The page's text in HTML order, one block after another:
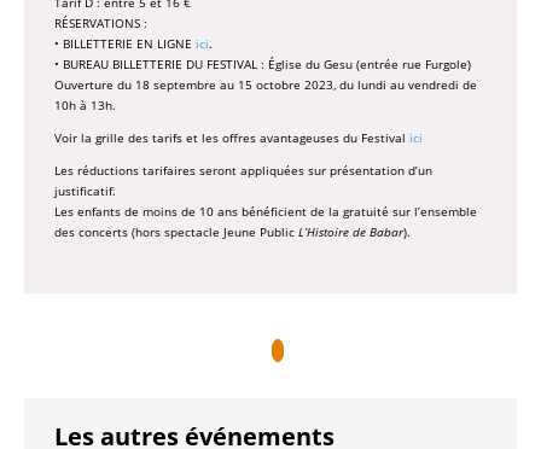
RÉSERVATIONS :
• BILLETTERIE EN LIGNE ici.
• BUREAU BILLETTERIE DU FESTIVAL : Église du Gesu (entrée rue Furgole)
Ouverture du 18 septembre au 15 octobre 2023, du lundi au vendredi de
10h à 13h.
Voir la grille des tarifs et les offres avantageuses du Festival ici
Les réductions tarifaires seront appliquées sur présentation d’un
justificatif.
Les enfants de moins de 10 ans bénéficient de la gratuité sur l’ensemble
des concerts (hors spectacle Jeune Public L’Histoire de Babar).
Les autres événements